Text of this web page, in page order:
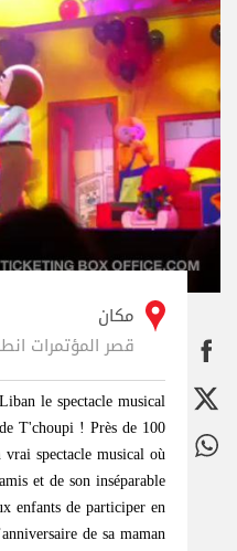
مكان
قصر المؤتمرات
le spectacle musical
T'choupi ! Près de 100
spectacle musical où
et de son inséparable
enfants de participer en
de sa maman.